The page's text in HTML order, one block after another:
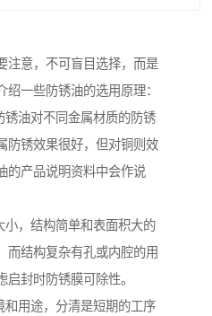
注意，不可盲目选择，而是
一些防锈油的选用原理：
锈油对不同金属材质的防锈
防锈效果很好，但对铜则效
的产品说明资料中会作说
小，结构简单和表面积大的
而结构复杂有孔或内腔的用
封时防锈膜可除性。
和用途，分清是短期的工序